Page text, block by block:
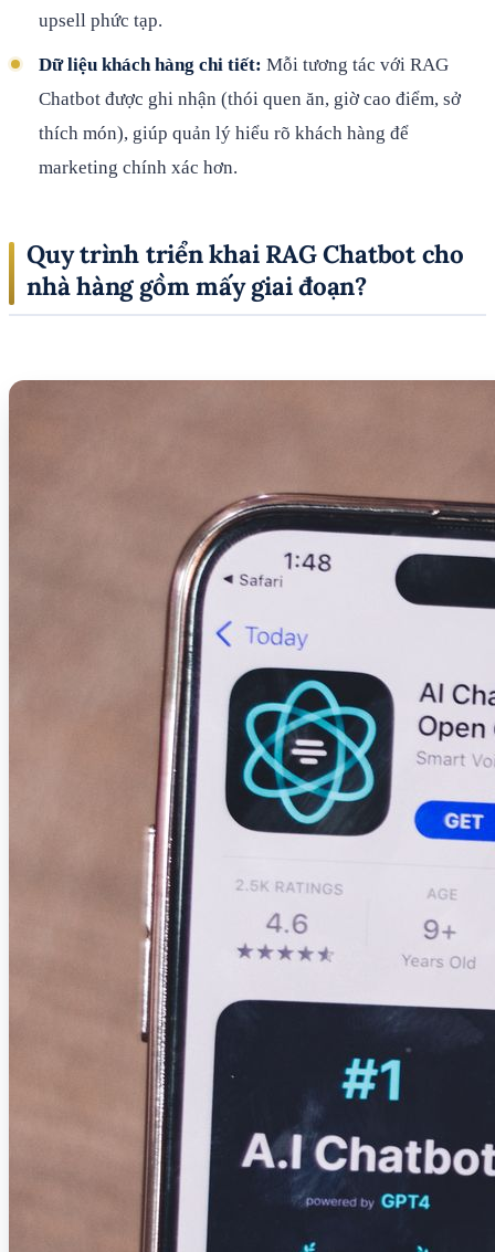
upsell phức tạp.
Dữ liệu khách hàng chi tiết: Mỗi tương tác với RAG
Chatbot được ghi nhận (thói quen ăn, giờ cao điểm, sở
thích món), giúp quản lý hiểu rõ khách hàng để
marketing chính xác hơn.
Quy trình triển khai RAG Chatbot cho
nhà hàng gồm mấy giai đoạn?